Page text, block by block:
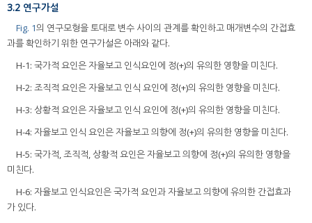
3.2 연구가설
Fig. 1의 연구모형을 토대로 변수 사이의 관계를 확인하고 매개변수의 간접효
과를 확인하기 위한 연구가설은 아래와 같다.
H-1: 국가적 요인은 자율보고 인식요인에 정(+)의 유의한 영향을 미친다.
H-2: 조직적 요인은 자율보고 인식 요인에 정(+)의 유의한 영향을 미친다.
H-3: 상황적 요인은 자율보고 인식 요인에 정(+)의 유의한 영향을 미친다.
H-4: 자율보고 인식 요인은 자율보고 의향에 정(+)의 유의한 영향을 미친다.
H-5: 국가적, 조직적, 상황적 요인은 자율보고 의향에 정(+)의 유의한 영향을
미친다.
H-6: 자율보고 인식요인은 국가적 요인과 자율보고 의향에 유의한 간접효과
가 있다.